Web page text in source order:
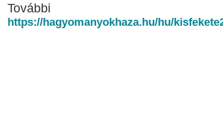
További
https://hagyomanyokhaza.hu/hu/